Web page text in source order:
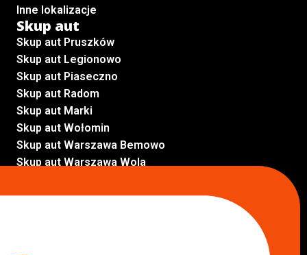
Inne lokalizacje
Skup aut
Skup aut Pruszków
Skup aut Legionowo
Skup aut Piaseczno
Skup aut Radom
Skup aut Marki
Skup aut Wołomin
Skup aut Warszawa Bemowo
Skup aut Warszawa Wola
Komisy samochodowe